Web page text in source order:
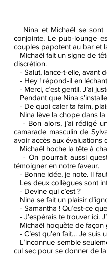
Nina et Michaël se sont
conjointe. Le pub-lounge
couples papotent au bar et
Michaël fait un signe de
discrétion.
- Salut, lance-t-elle, avant
- Hey ! répond-il en
- Merci, c’est gentil. J’ai
Pendant que Nina
- De quoi caler ta faim,
Nina lève la chope dans
- Bon alors, j’ai rédigé
camarade masculin de
avoir accès aux
Michaël hoche la tête à
- On pourrait aussi
témoigner en notre faveur.
- Bonne idée, je note. Il
Les deux collègues sont
- Devine qui c’est ?
Nina se fait un plaisir
- Samantha ! Qu’est-ce
- J’espérais te trouver ici.
Michaël hoquète de façon
- C’est qu’en fait… Je suis
L’inconnue semble
cul sec pour se donner de